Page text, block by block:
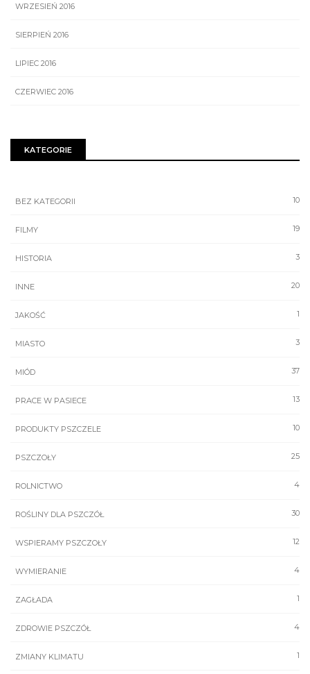
WRZESIEŃ 2016
SIERPIEŃ 2016
LIPIEC 2016
CZERWIEC 2016
KATEGORIE
10
BEZ KATEGORII
19
FILMY
3
HISTORIA
20
INNE
1
JAKOŚĆ
3
MIASTO
37
MIÓD
13
PRACE W PASIECE
10
PRODUKTY PSZCZELE
25
PSZCZOŁY
4
ROLNICTWO
30
ROŚLINY DLA PSZCZÓŁ
12
WSPIERAMY PSZCZOŁY
4
WYMIERANIE
1
ZAGŁADA
4
ZDROWIE PSZCZÓŁ
1
ZMIANY KLIMATU